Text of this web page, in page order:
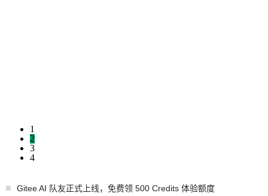
1
2
3
4
Gitee AI 队友正式上线，免费领 500 Credits 体验额度